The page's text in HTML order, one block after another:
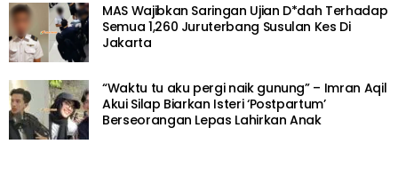
MAS Wajibkan Saringan Ujian D*dah Terhadap
Semua 1,260 Juruterbang Susulan Kes Di
Jakarta
“Waktu tu aku pergi naik gunung” – Imran Aqil
Akui Silap Biarkan Isteri ‘Postpartum’
Berseorangan Lepas Lahirkan Anak